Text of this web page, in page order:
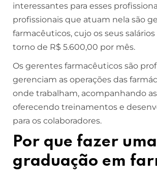
interessantes para esses
profissionais que atuam nela são
farmacêuticos, cujo os seus
torno de R$ 5.600,00 por mês.
Os gerentes farmacêuticos são
gerenciam as operações das
onde trabalham, acompanhando
oferecendo treinamentos e
para os colaboradores.
Por que fazer uma
graduação em